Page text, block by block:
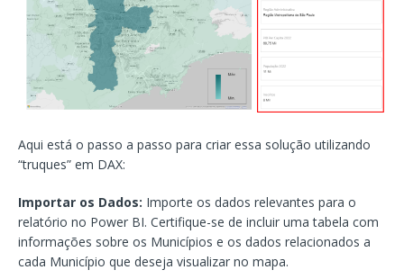
Aqui está o passo a passo para criar essa solução utilizando
“truques” em DAX:
Importar os Dados: Importe os dados relevantes para o
relatório no Power BI. Certifique-se de incluir uma tabela com
informações sobre os Municípios e os dados relacionados a
cada Município que deseja visualizar no mapa.